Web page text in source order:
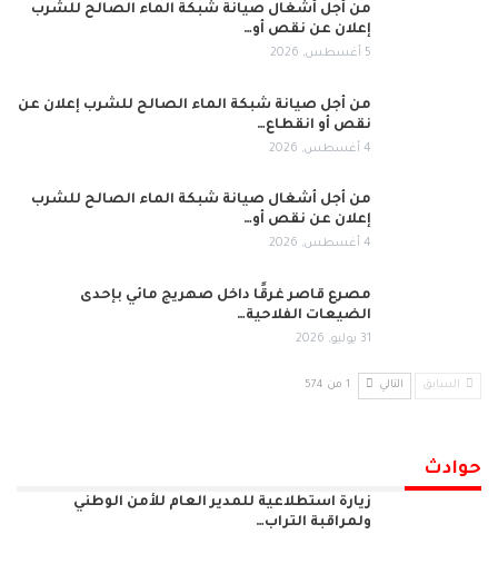
من أجل أشغال صيانة شبكة الماء الصالح للشرب
إعلان عن نقص أو…
5 أغسطس, 2026
من أجل صيانة شبكة الماء الصالح للشرب إعلان عن
نقص أو انقطاع…
4 أغسطس, 2026
من أجل أشغال صيانة شبكة الماء الصالح للشرب
إعلان عن نقص أو…
4 أغسطس, 2026
مصرع قاصر غرقًا داخل صهريج مائي بإحدى
الضيعات الفلاحية…
31 يوليو, 2026
السابق التالي 1 من 574
حوادث
زيارة استطلاعية للمدير العام للأمن الوطني
ولمراقبة التراب…